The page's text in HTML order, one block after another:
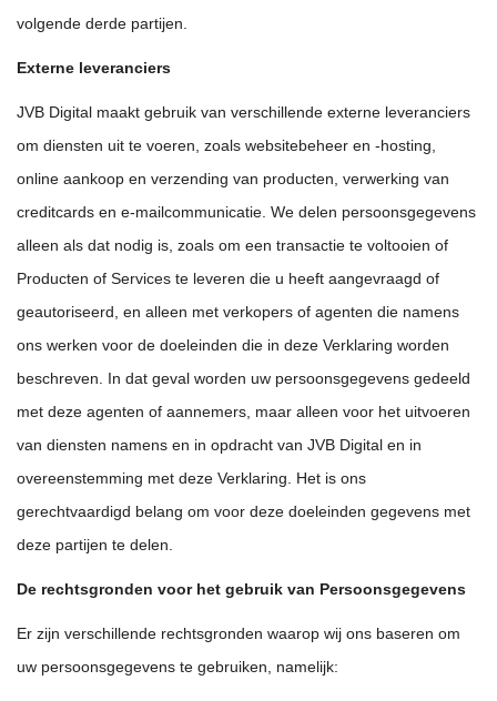
volgende derde partijen.
Externe leveranciers
JVB Digital maakt gebruik van verschillende externe leveranciers
om diensten uit te voeren, zoals websitebeheer en -hosting,
online aankoop en verzending van producten, verwerking van
creditcards en e-mailcommunicatie. We delen persoonsgegevens
alleen als dat nodig is, zoals om een transactie te voltooien of
Producten of Services te leveren die u heeft aangevraagd of
geautoriseerd, en alleen met verkopers of agenten die namens
ons werken voor de doeleinden die in deze Verklaring worden
beschreven. In dat geval worden uw persoonsgegevens gedeeld
met deze agenten of aannemers, maar alleen voor het uitvoeren
van diensten namens en in opdracht van JVB Digital en in
overeenstemming met deze Verklaring. Het is ons
gerechtvaardigd belang om voor deze doeleinden gegevens met
deze partijen te delen.
De rechtsgronden voor het gebruik van Persoonsgegevens
Er zijn verschillende rechtsgronden waarop wij ons baseren om
uw persoonsgegevens te gebruiken, namelijk: